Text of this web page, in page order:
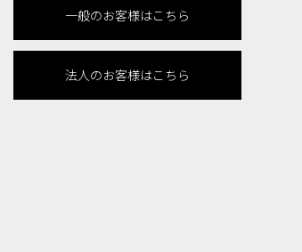
一般のお客様はこちら
法人のお客様はこちら